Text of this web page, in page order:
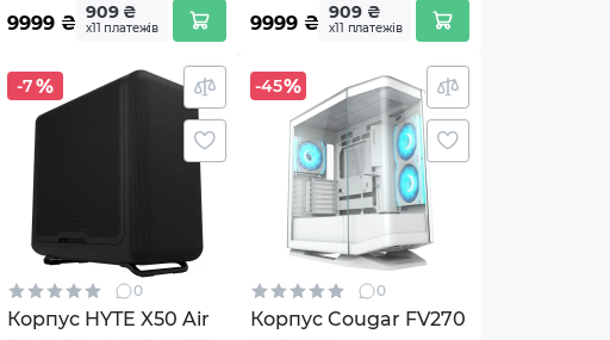
9999₴ 909 ₴
х11 платежів 9999 ₴ 909 ₴
х11 платежів
-7
0
Корпус HYTE X50 Air
-45
0
Корпус Cougar FV270